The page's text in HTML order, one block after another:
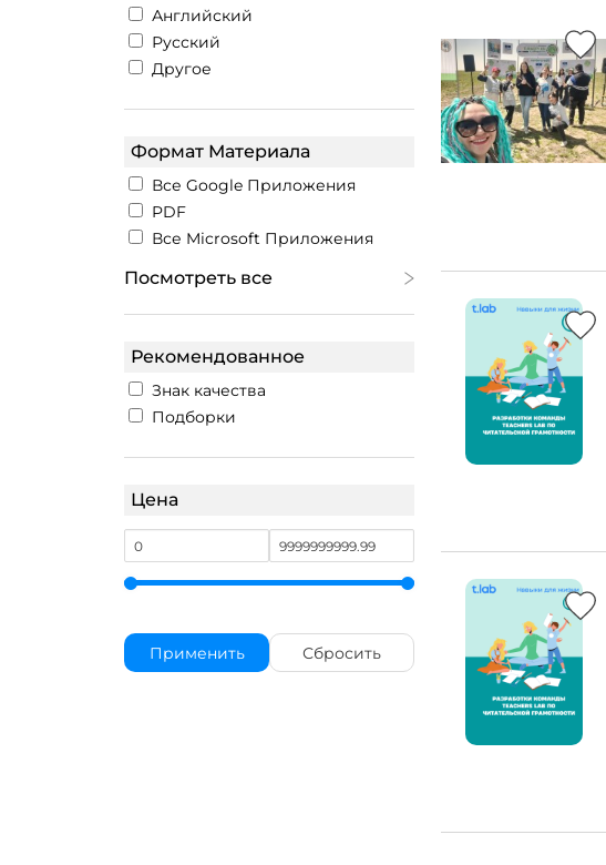
Английский
Русский
Другое
Формат Материала
Все Google Приложения
PDF
Все Microsoft Приложения
Посмотреть все
Рекомендованное
Знак качества
Подборки
Цена
Применить Сбросить